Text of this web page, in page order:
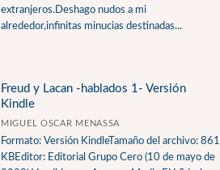
extranjeros.Deshago nudos a mi
alrededor,infinitas minucias destinadas...
Freud y Lacan -hablados 1- Versión
Kindle
MIGUEL OSCAR MENASSA
Formato: Versión KindleTamaño del archivo: 861
KBEditor: Editorial Grupo Cero (10 de mayo de